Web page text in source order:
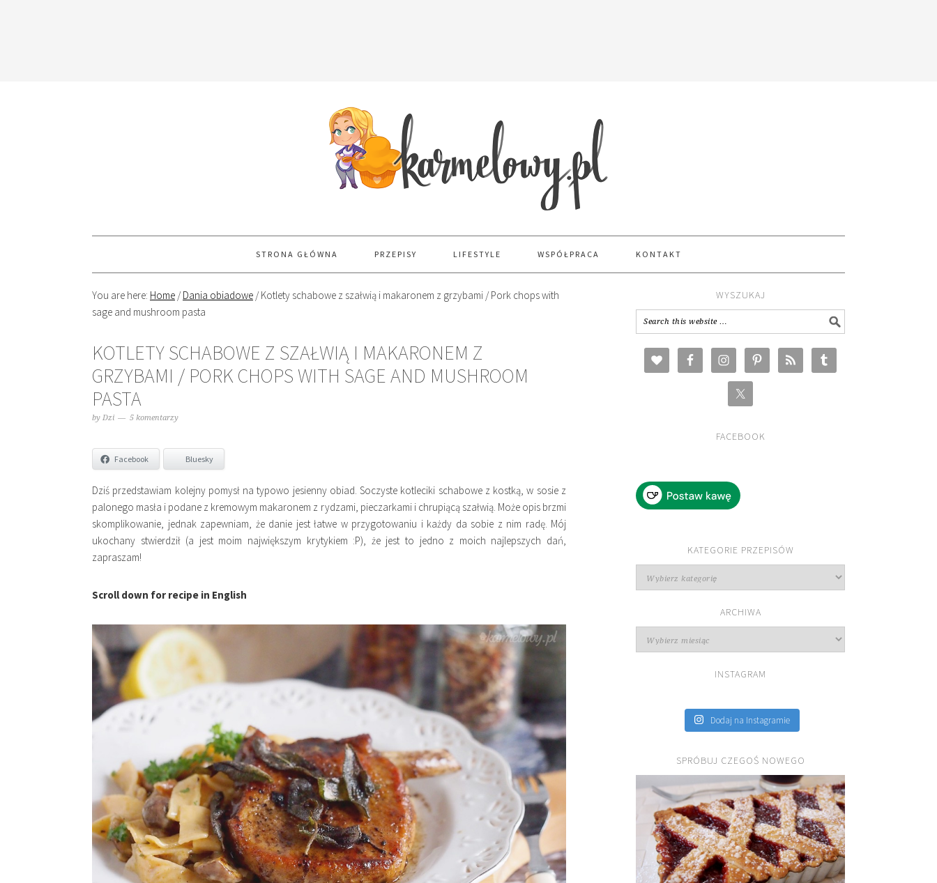
STRONA GŁÓWNA PRZEPISY LIFESTYLE WSPÓŁPRACA KONTAKT
You are here: Home / Dania obiadowe /Kotlety schabowe z szałwią i makaronem z grzybami / Pork chops with
sage and mushroom pasta
KOTLETY SCHABOWE Z SZAŁWIĄ I MAKARONEM Z
GRZYBAMI / PORK CHOPS WITH SAGE AND MUSHROOM
PASTA
by Dzi 5 komentarzy
Facebook Bluesky
Dziś przedstawiam kolejny pomysł na typowo jesienny obiad. Soczyste kotleciki schabowe z kostką, w sosie z
palonego masła i podane z kremowym makaronem z rydzami, pieczarkami i chrupiącą szałwią. Może opis brzmi
skomplikowanie, jednak zapewniam, że danie jest łatwe w przygotowaniu i każdy da sobie z nim radę. Mój
ukochany stwierdził (a jest moim największym krytykiem :P), że jest to jedno z moich najlepszych dań,
zapraszam!
Scroll down for recipe in English
WYSZUKAJ
FACEBOOK
KATEGORIE PRZEPISÓW
przepisów
ARCHIWA
INSTAGRAM
Dodaj na Instagramie
SPRÓBUJ CZEGOŚ NOWEGO